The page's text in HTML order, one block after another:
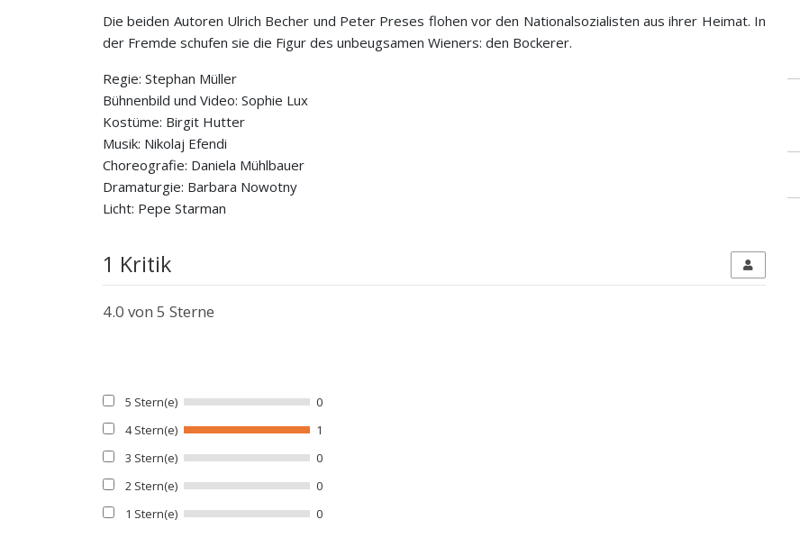
Die beiden Autoren Ulrich Becher und Peter Preses flohen vor den Nationalsozialisten aus ihrer Heimat. In
der Fremde schufen sie die Figur des unbeugsamen Wieners: den Bockerer.
Regie: Stephan Müller
Bühnenbild und Video: Sophie Lux
Kostüme: Birgit Hutter
Musik: Nikolaj Efendi
Choreografie: Daniela Mühlbauer
Dramaturgie: Barbara Nowotny
Licht: Pepe Starman
1 Kritik
4.0 von 5 Sterne
5 Stern(e)
0
4 Stern(e)
1
3 Stern(e)
0
2 Stern(e)
0
1 Stern(e)
0